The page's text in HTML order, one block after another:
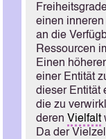
einen
an die
Ressourcen
Einen
einer Entität
dieser Entität
die zu
deren Vielfalt
Da der